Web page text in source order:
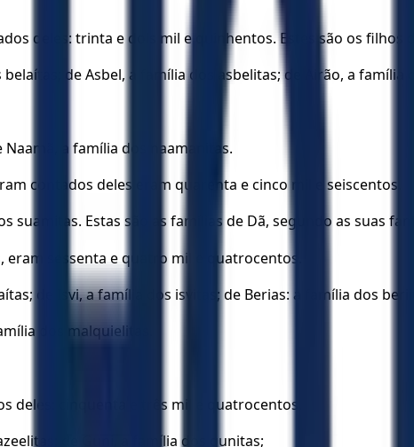
deles: trinta e dois mil e quinhentos. Estes são os filhos
de Asbel, a família dos asbelitas; de Airão, a família
Naamã, a família dos naamanitas.
contados deles eram quarenta e cinco mil e seiscentos.
suamitas. Estas são as famílias de Dã, segundo as suas
eram sessenta e quatro mil e quatrocentos.
de Isvi, a família dos isvitas; de Berias: a família dos
dos malquielitas.
deles: cinquenta e três mil e quatrocentos.
de Guni, a família dos gunitas;